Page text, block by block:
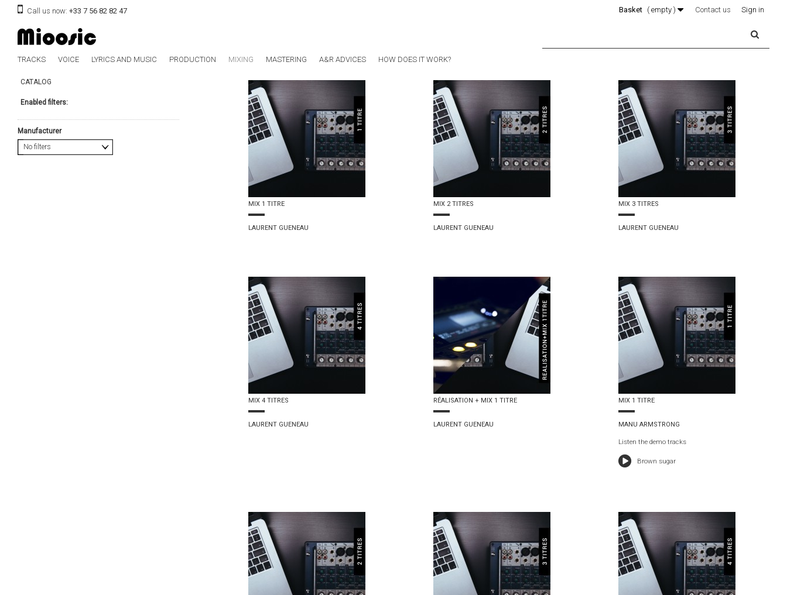
Sign in
Contact us
Call us now: +33 7 56 82 82 47 Basket ( empty )
TRACKS VOICE LYRICS AND MUSIC PRODUCTION MIXING MASTERING A&R ADVICES HOW DOES IT WORK?
CATALOG
Enabled filters:
Manufacturer
No filters
MIX 1 TITRE
LAURENT GUENEAU
MIX 2 TITRES
LAURENT GUENEAU
MIX 3 TITRES
LAURENT GUENEAU
MIX 4 TITRES
LAURENT GUENEAU
RÉALISATION + MIX 1 TITRE
LAURENT GUENEAU
MIX 1 TITRE
MANU ARMSTRONG
Listen the demo tracks
Brown sugar